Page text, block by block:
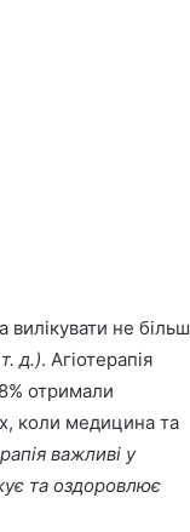
не більш
д.). Агіотерапія
отримали
коли медицина та
важливі у
та оздоровлює